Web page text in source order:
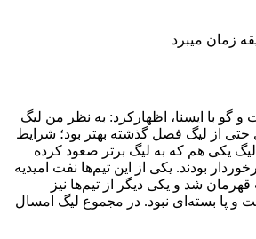
و گو با ایسنا، اظهارکرد: به نظر من لیگ
از لیگ فصل گذشته بهتر بود؛ شرایط
یکی هم که به لیگ برتر صعود کرده
بودند. یکی از این تیم‌ها نفت امیدیه
قهرمان شد و یکی دیگر از تیم‌ها نیز
و پا بسته‌ای نبود. در مجموع لیگ امسال